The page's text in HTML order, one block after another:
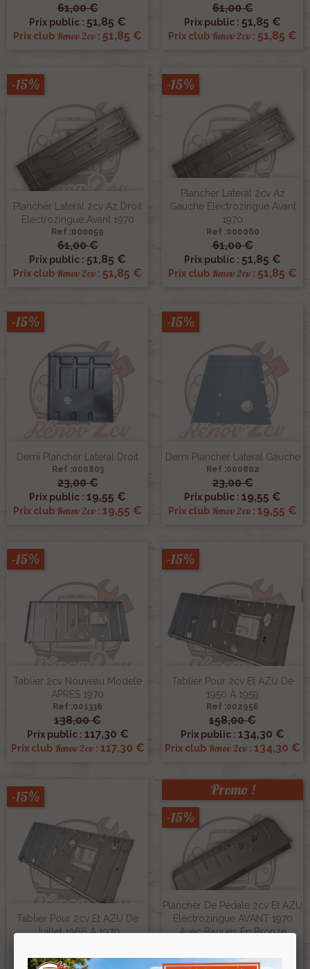
61,00 €
Prix public : 51,85 €
Prix club Renov 2cv : 51,85 €
61,00 €
Prix public : 51,85 €
Prix club Renov 2cv : 51,85 €
Plancher Lateral 2cv Az Droit
Electrozingue Avant 1970
Ref :000059
61,00 €
Prix public : 51,85 €
Prix club Renov 2cv : 51,85 €
-15%
Plancher Lateral 2cv Az
Gauche Electrozingue Avant
1970
Ref :000060
61,00 €
Prix public : 51,85 €
Prix club Renov 2cv : 51,85 €
-15%
Demi Plancher Lateral Droit
Ref :000803
23,00 €
Prix public : 19,55 €
Prix club Renov 2cv : 19,55 €
-15%
Demi Plancher Lateral Gauche
Ref :000802
23,00 €
Prix public : 19,55 €
Prix club Renov 2cv : 19,55 €
-15%
Tablier 2cv Nouveau Modele
APRES 1970
Ref :001336
138,00 €
Prix public : 117,30 €
Prix club Renov 2cv: 117,30 €
-15%
Tablier Pour 2cv Et AZU De
1950 À 1959
Ref :002956
158,00 €
Prix public : 134,30 €
Prix club Renov 2cv : 134,30 €
-15%
Tablier Pour 2cv Et AZU De
Juillet 1966 À 1970
158,00 €
-15%
Plancher De Pedale 2cv Et AZU
Electrozingue AVANT 1970
Avec Bagues En Bronze
62,00 €
Promo !
-15%